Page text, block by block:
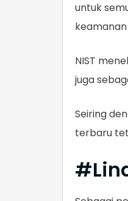
untuk
keamanan
NIST
juga
Seiring
terbaru